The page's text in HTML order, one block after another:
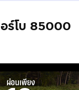
ร์โบ 85000